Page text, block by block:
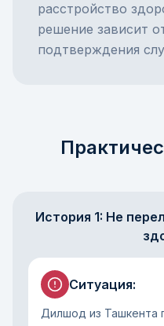
расстройство
решение зависит
подтверждения
История 1: Не
Ситуация:
Дилшод из Ташкента